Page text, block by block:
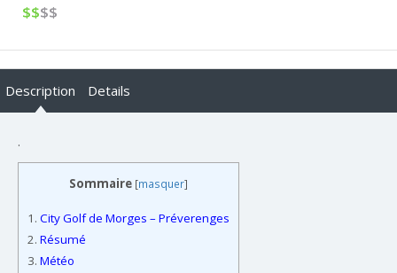
$$$$
Description Details
.
Sommaire [masquer]
1. City Golf de Morges – Préverenges
2. Résumé
3. Météo